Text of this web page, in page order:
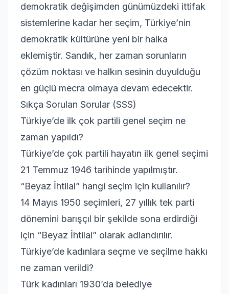
demokratik değişimden günümüzdeki ittifak
sistemlerine kadar her seçim, Türkiye’nin
demokratik kültürüne yeni bir halka
eklemiştir. Sandık, her zaman sorunların
çözüm noktası ve halkın sesinin duyulduğu
en güçlü mecra olmaya devam edecektir.
Sıkça Sorulan Sorular (SSS)
Türkiye’de ilk çok partili genel seçim ne
zaman yapıldı?
Türkiye’de çok partili hayatın ilk genel seçimi
21 Temmuz 1946 tarihinde yapılmıştır.
“Beyaz İhtilal” hangi seçim için kullanılır?
14 Mayıs 1950 seçimleri, 27 yıllık tek parti
dönemini barışçıl bir şekilde sona erdirdiği
için “Beyaz İhtilal” olarak adlandırılır.
Türkiye’de kadınlara seçme ve seçilme hakkı
ne zaman verildi?
Türk kadınları 1930’da belediye